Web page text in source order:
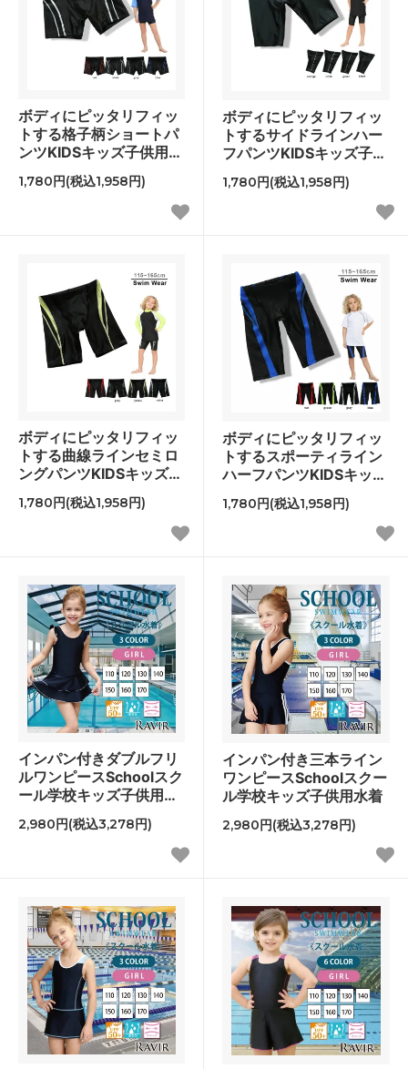
ボディにピッタリフィッ
トする格子柄ショートパ
ンツKIDSキッズ子供用水
1,780円(税込1,958円)
ボディにピッタリフィッ
トするサイドラインハー
フパンツKIDSキッズ子供
1,780円(税込1,958円)
ボディにピッタリフィッ
トする曲線ラインセミロ
ングパンツKIDSキッズ子
1,780円(税込1,958円)
ボディにピッタリフィッ
トするスポーティライン
ハーフパンツKIDSキッズ
1,780円(税込1,958円)
インパン付きダブルフリ
ルワンピースSchoolスク
ール学校キッズ子供用水
2,980円(税込3,278円)
インパン付き三本ライン
ワンピースSchoolスクー
ル学校キッズ子供用水着
2,980円(税込3,278円)